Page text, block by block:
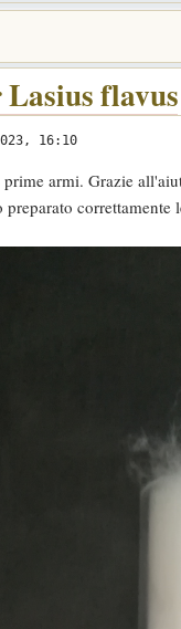
flavus
16:10
prime armi. Grazie
correttamente